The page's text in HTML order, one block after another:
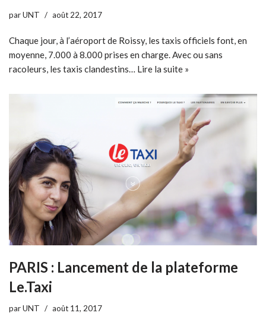
parUNT août 22, 2017
Chaque jour, à l’aéroport de Roissy, les taxis officiels font, en
moyenne, 7.000 à 8.000 prises en charge. Avec ou sans
racoleurs, les taxis clandestins… Lire la suite »
PARIS : Lancement de la plateforme
Le.Taxi
parUNT août 11, 2017